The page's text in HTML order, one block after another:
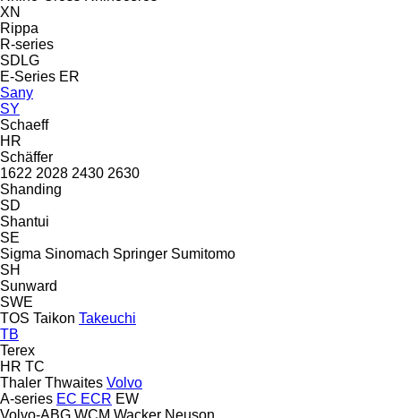
XN
Rippa
R-series
SDLG
E-Series ER
Sany
SY
Schaeff
HR
Schäffer
1622 2028 2430 2630
Shanding
SD
Shantui
SE
Sigma Sinomach Springer Sumitomo
SH
Sunward
SWE
TOS Taikon Takeuchi
TB
Terex
HR TC
Thaler Thwaites Volvo
A-series EC ECR EW
Volvo-ABG WCM Wacker Neuson